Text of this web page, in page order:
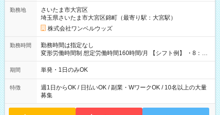
勤務地
さいたま市大宮区
埼玉県さいたま市大宮区錦町（最寄り駅：大宮駅）
株式会社ワンベルウッズ
勤務時間
勤務時間は指定なし
変形労働時間制 想定労働時間160時間/月 【シフト例】 ・8：00
～21：00
期間 単発・1日のみOK
特徴
週1日からOK / 日払いOK / 副業・WワークOK / 10名以上の大量
募集